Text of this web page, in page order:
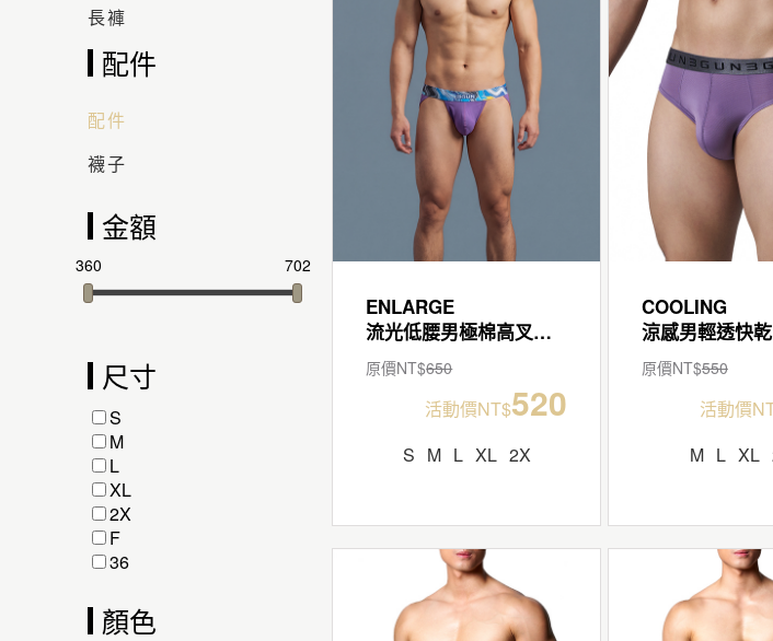
長褲
配件
配件
襪子
金額
360 702
尺寸
S
M
L
XL
2X
F
36
顏色
ENLARGE
流光低腰男極棉高叉三角褲
原價NT$650
活動價NT$520
S M L XL 2X
COOLING
涼感男輕透快
原價NT$550
活動價
M L XL